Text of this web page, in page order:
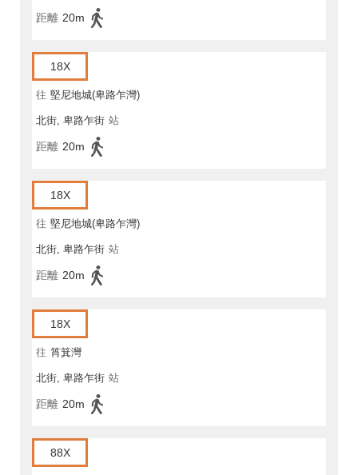
距離 20m
18X
往 堅尼地城(卑路乍灣)
北街, 卑路乍街 站
距離 20m
18X
往 堅尼地城(卑路乍灣)
北街, 卑路乍街 站
距離 20m
18X
往 筲箕灣
北街, 卑路乍街 站
距離 20m
88X